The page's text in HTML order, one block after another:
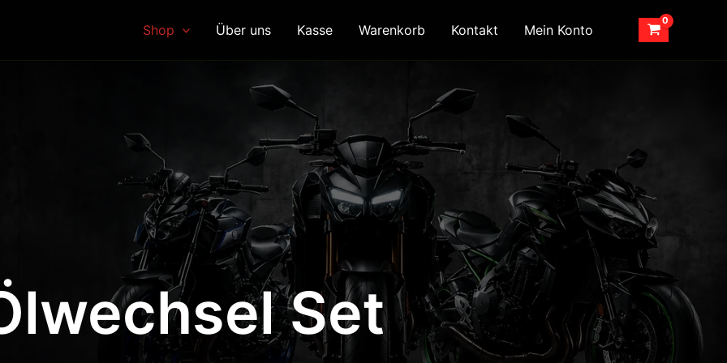
Shop Über uns Kasse Warenkorb Kontakt Mein Konto
Set